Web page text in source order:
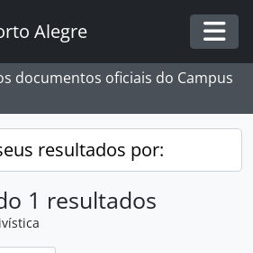
Alegre
documentos oficiais do Campus
resultados por:
1 resultados